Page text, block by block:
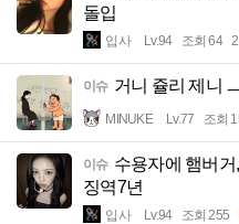
돌입
입사 Lv.94 조회 64
이슈 거니 쥴리 제니
MINUKE Lv.77 조회
이슈 수용자에 햄버
징역7년
입사 Lv.94 조회 255